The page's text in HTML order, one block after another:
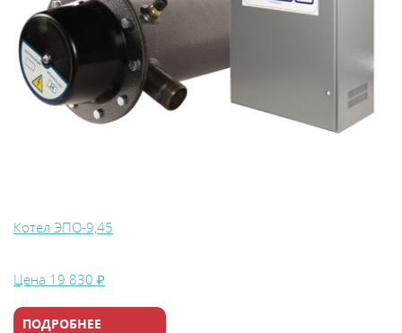
Котел ЭПО-9,45
Цена 19 830 ₽
ПОДРОБНЕЕ